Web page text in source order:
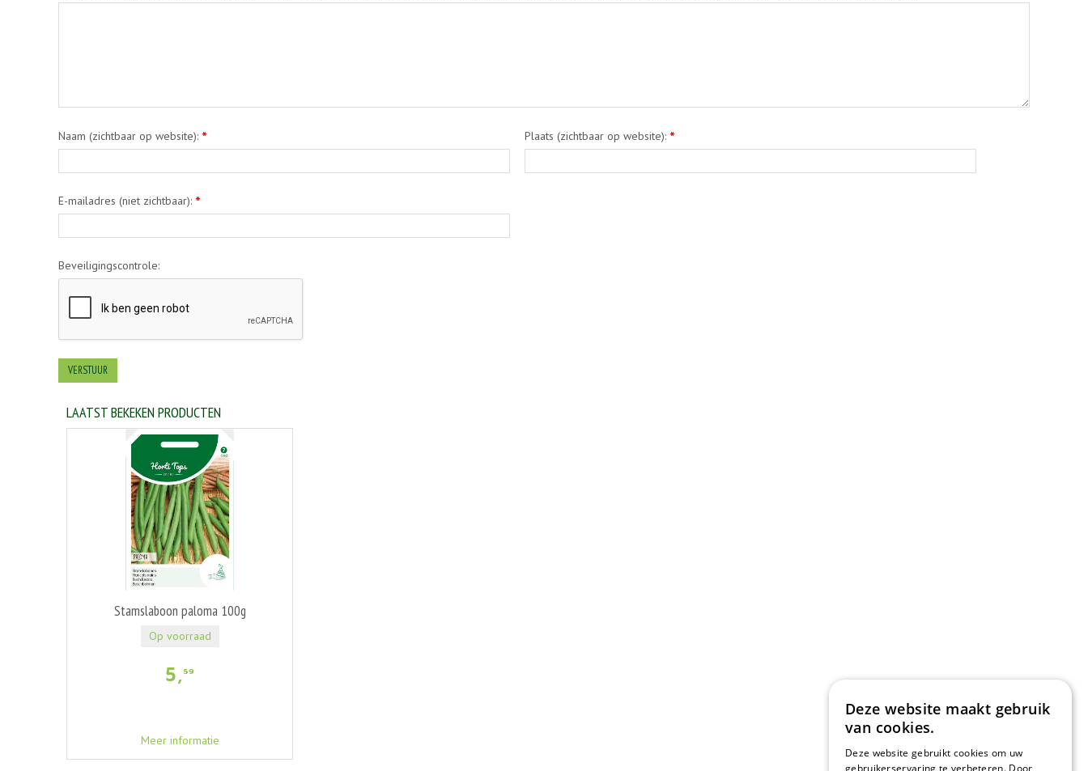
Naam (zichtbaar op website): * Plaats (zichtbaar op website): *
E-mailadres (niet zichtbaar): *
Beveiligingscontrole:
LAATST BEKEKEN PRODUCTEN
Stamslaboon paloma 100g
5,59
Meer informatie
Op voorraad
Deze website maakt gebruik
van cookies.
Deze website gebruikt cookies om uw
gebruikerservaring te verbeteren. Door